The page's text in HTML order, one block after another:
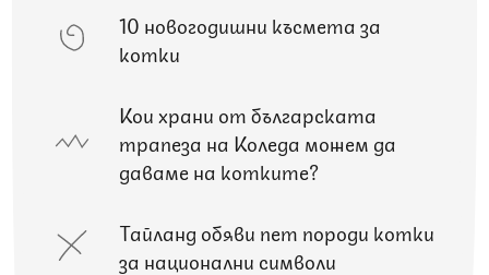
10 новогодишни късмета за
котки
Кои храни от българската
трапеза на Коледа можем да
даваме на котките?
Тайланд обяви пет породи котки
за национални символи